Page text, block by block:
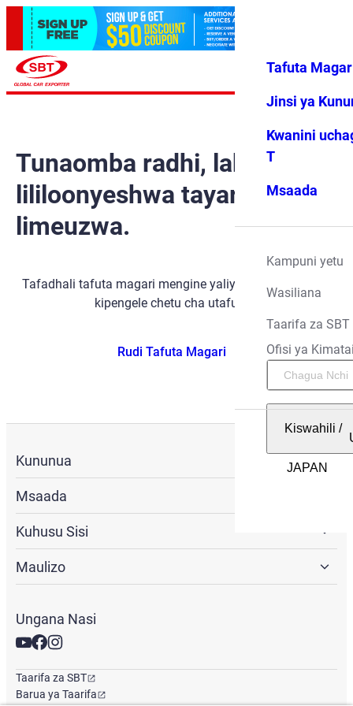
Vipendwa
Menyu
Tafuta
Jinsi ya
Kwanini
T
Msaada
Kampuni yetu
Wasiliana
Taarifa za SBT
Ofisi ya
Kiswahili /
Tunaomba radhi, lakini gari
lililoonyeshwa tayari
limeuzwa.
Tafadhali tafuta magari mengine yaliyopo kwa kutumia
kipengele chetu cha utafutaji.
Rudi Tafuta Magari
Kununua
Msaada
Kuhusu Sisi
Maulizo
Ungana Nasi
Taarifa za SBT
Barua ya Taarifa